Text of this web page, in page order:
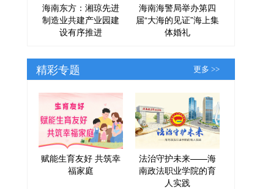
海南东方：湘琼先进
制造业共建产业园建
设有序推进
海南海警局举办第四
届“大海的见证”海上集
体婚礼
精彩专题 更多 >>
赋能生育友好 共筑幸
福家庭
法治守护未来——海
南政法职业学院的育
人实践